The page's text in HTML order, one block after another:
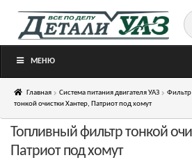
Перейти
Перейти
МЕНЮ
Главная Система питания двигателя УАЗ
тонкой очистки Хантер, Патриот под хомут
Топливный фильтр тонкой
Патриот под хомут